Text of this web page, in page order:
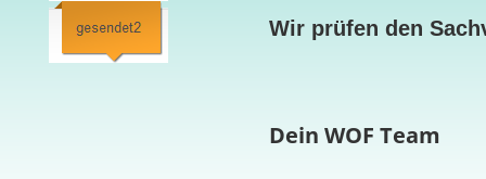
Wir prüfen den
Dein WOF Team